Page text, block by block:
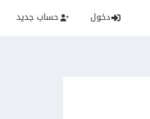
دخول حساب جديد